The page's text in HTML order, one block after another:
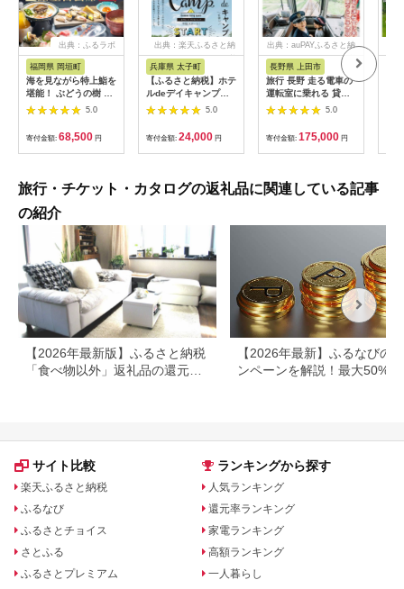
出典：ふるラボ
福岡県 岡垣町
海を見ながら特上鮨を
堪能！ ぶどうの樹 鮨
屋台ペア お食事券 海
鮮 海 屋台 食事 ペア
福岡県 岡垣町
5.0
寄付金額: 68,500 円
出典：楽天ふるさと納
税
兵庫県 太子町
【ふるさと納税】ホテ
ルdeデイキャンプ体
験チケット
【1364991】
5.0
寄付金額: 24,000 円
出典：auPAYふるさと納
長野県 上田市
旅行 長野 走る電車の
運転室に乗れる 貸切
列車でお仕事体験 体
験 チケット 電車 鉄道
列車 サービス 子供 子
ども こども 家族 長野
県
5.0
寄付金額: 175,000 円
旅行・チケット・カタログの返礼品に関連している記事
の紹介
【2026年最新版】ふるさと納税
「食べ物以外」返礼品の還元率
【2026年最新】ふるなびの
ンペーンを解説！最大50%還
サイト比較
楽天ふるさと納税
ふるなび
ふるさとチョイス
さとふる
ふるさとプレミアム
ランキングから探す
人気ランキング
還元率ランキング
家電ランキング
高額ランキング
一人暮らし